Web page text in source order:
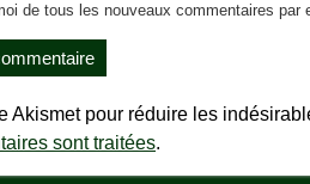
de tous les nouveaux commentaires par
Akismet pour réduire les
sont traitées.